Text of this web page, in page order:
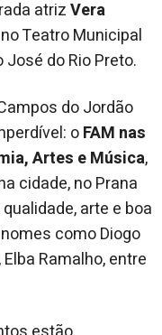
atrizVera
Teatro Municipal
do Rio Preto.
do Jordão
oFAM nas
Artes e Música,
cidade, no Prana
arte e boa
como Diogo
Ramalho, entre